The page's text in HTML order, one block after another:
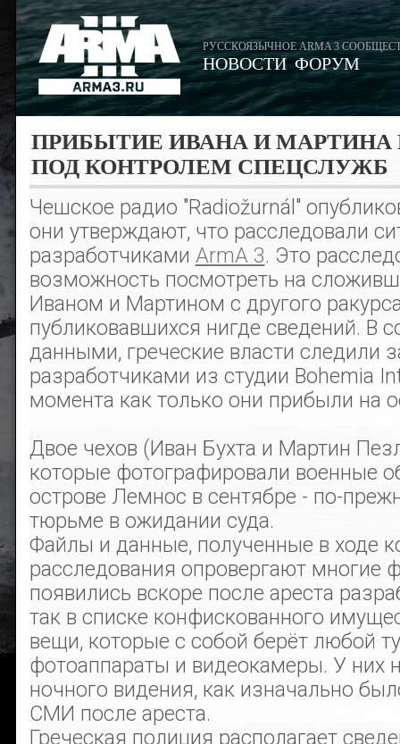
РУССКОЯЗЫЧНОЕ ARMA 3
НОВОСТИ ФОРУМ
ПРИБЫТИЕ ИВАНА И
ПОД КОНТРОЛЕМ СПЕЦСЛУЖБ
Чешское радио "Radiožurnál"
они утверждают, что расследовали
разработчиками ArmA 3. Это
возможность посмотреть на
Иваном и Мартином с другого
публиковавшихся нигде сведений. В
данными, греческие власти следили
разработчиками из студии Bohemia
момента как только они прибыли на
Двое чехов (Иван Бухта и Мартин
которые фотографировали военные
острове Лемнос в сентябре - по-
тюрьме в ожидании суда.
Файлы и данные, полученные в ходе
расследования опровергают многие
появились вскоре после ареста
так в списке конфискованного
вещи, которые с собой берёт любой
фотоаппараты и видеокамеры. У них
ночного видения, как изначально
СМИ после ареста.
Греческая полиция располагает